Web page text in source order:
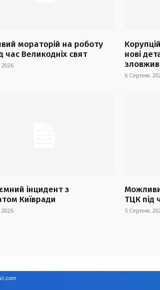
мораторій на роботу
час Великодніх свят
нові
6 Серпня,
інцидент з
Київради
ТЦК під
5 Серпня,